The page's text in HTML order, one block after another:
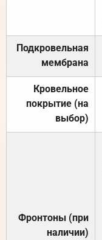
Подкровельная
мембрана
Кровельное
покрытие (на
выбор)
Фронтоны (при
наличии)